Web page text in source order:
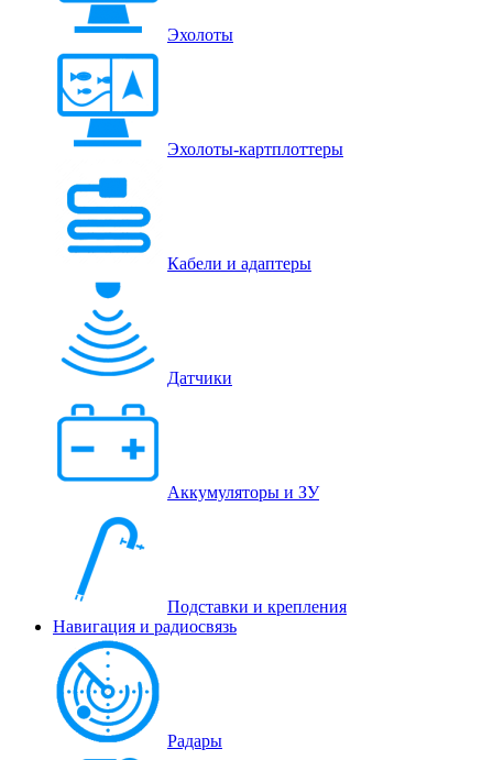
Эхолоты
Эхолоты-картплоттеры
Кабели и адаптеры
Датчики
Аккумуляторы и ЗУ
Подставки и крепления
Навигация и радиосвязь
Радары